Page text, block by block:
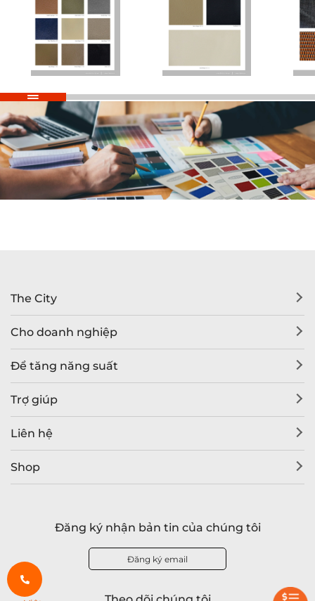
The City
Cho doanh nghiệp
Để tăng năng suất
Trợ giúp
Liên hệ
Shop
Đăng ký nhận bản tin của chúng tôi
Đăng ký email